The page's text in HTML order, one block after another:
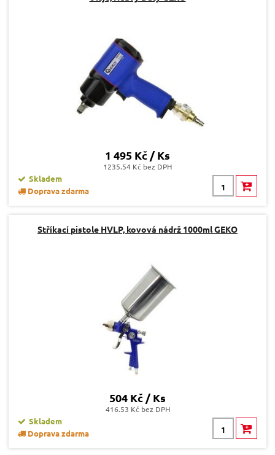
1 495 Kč / Ks
1235.54 Kč bez DPH
Skladem
Doprava zdarma
Stříkací pistole HVLP, kovová nádrž 1000ml GEKO
504 Kč / Ks
416.53 Kč bez DPH
Skladem
Doprava zdarma